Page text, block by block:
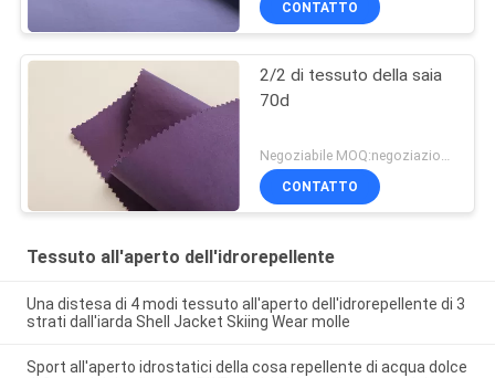
CONTATTO
2/2 di tessuto della saia
70d
Negoziabile MOQ:negoziazione
CONTATTO
Tessuto all'aperto dell'idrorepellente
Una distesa di 4 modi tessuto all'aperto dell'idrorepellente di 3
strati dall'iarda Shell Jacket Skiing Wear molle
Sport all'aperto idrostatici della cosa repellente di acqua dolce